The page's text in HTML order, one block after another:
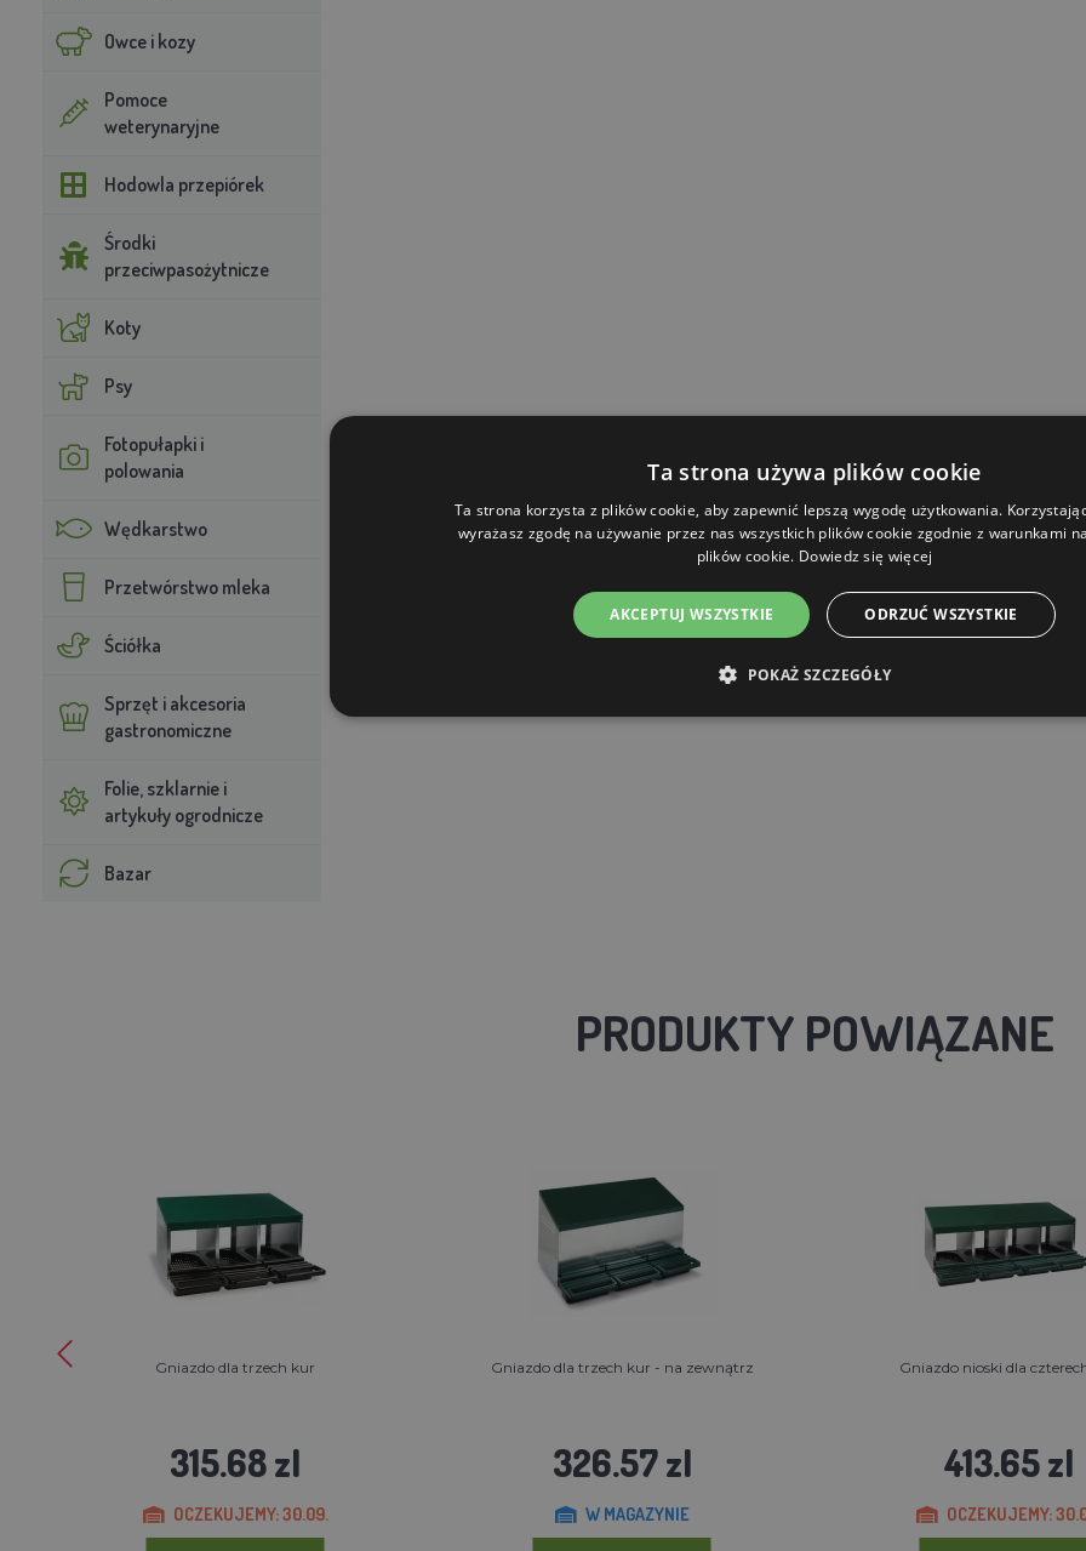
Owce i kozy
Pomoce
weterynaryjne
Hodowla przepiórek
Środki
przeciwpasożytnicze
Koty
Psy
Fotopułapki i
polowania
Wędkarstwo
Przetwórstwo mleka
Ściółka
Sprzęt i akcesoria
gastronomiczne
Folie, szklarnie i
artykuły ogrodnicze
Bazar
PRODUKTY POWIĄZANE
Gniazdo dla trzech kur
315.68 zl
OCZEKUJEMY: 30.09.
Gniazdo dla trzech kur - na zewnątrz
326.57 zl
W MAGAZYNIE
Gniazdo nioski dla
413.65 zl
OCZEKUJEMY:
Ta strona używa plików cookie
Ta strona korzysta z plików cookie, aby zapewnić lepszą wygodę użytkowania.
wyrażasz zgodę na używanie przez nas wszystkich plików cookie zgodnie z warunkami
plików cookie. Dowiedz się więcej
AKCEPTUJ WSZYSTKIE ODRZUĆ WSZYSTKIE
POKAŻ SZCZEGÓŁY